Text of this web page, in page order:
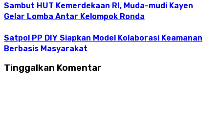
Sambut HUT Kemerdekaan RI, Muda-mudi Kayen
Gelar Lomba Antar Kelompok Ronda
Satpol PP DIY Siapkan Model Kolaborasi Keamanan
Berbasis Masyarakat
Tinggalkan Komentar